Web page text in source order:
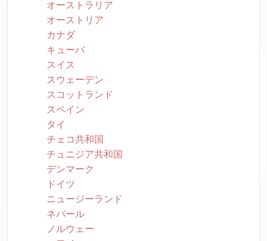
オーストラリア
オーストリア
カナダ
キューバ
スイス
スウェーデン
スコットランド
スペイン
タイ
チェコ共和国
チュニジア共和国
デンマーク
ドイツ
ニュージーランド
ネパール
ノルウェー